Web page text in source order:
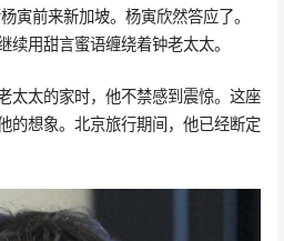
寅前来新加坡。杨寅欣然答应了。
用甜言蜜语缠绕着钟老太太。
太太的家时，他不禁感到震惊。这座
的想象。北京旅行期间，他已经断定